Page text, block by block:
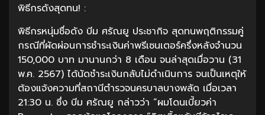
พิธีกรดังสุดทน! :
พิธีกรหนุ่มชื่อดัง บีม ศรัณยู ประชากิจ สุดทนพฤติกรรมคู่
กรณีที่ผัดผ่อนการชำระเงินค่าพรีเซนเตอร์ครึ่งหลังจำนวน
150,000 บาท มานานกว่า 8 เดือน จนล่าสุดเมื่อวาน (31
พ.ค. 2567) ได้นัดชำระเงินกลับไม่ดำเนินการ จนเป็นเหตุให้
ต้องแจ้งความที่สถานีตำรวจนครบาลบางพลัด เมื่อเวลา
21:30 น. ซึ่ง บีม ศรัณยู กล่าวว่า “ผมโดนเบี้ยวค่า